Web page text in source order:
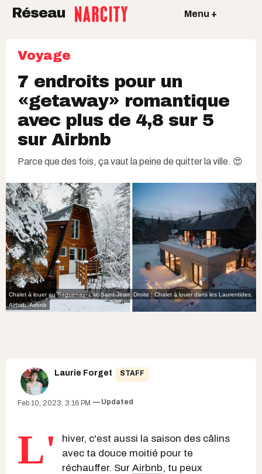
Réseau Menu +
Voyage
7 endroits pour un
«getaway» romantique
avec plus de 4,8 sur 5
sur Airbnb
Parce que des fois, ça vaut la peine de quitter la ville. 😍
Chalet à louer au Saguenay–Lac-Saint-Jean. Droite : Chalet à louer dans les Laurentides.
Airbnb,Airbnb
Laurie Forget STAFF
Feb 10, 2023, 3:16 PM Updated
L'
hiver, c'est aussi la saison des câlins
avec ta douce moitié pour te
réchauffer. Sur Airbnb, tu peux